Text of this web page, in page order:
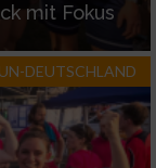
mit Fokus
DEUTSCHLAND